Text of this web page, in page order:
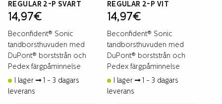
REGULAR 2-P SVART
14,97€
Beconfident® Sonic
tandborsthuvuden med
DuPont® borststrån och
Pedex färgpåminnelse
I lager
1 - 3 dagars
leverans
REGULAR 2-P VIT
14,97€
Beconfident® Sonic
tandborsthuvuden med
DuPont® borststrån och
Pedex färgpåminnelse
I lager
1 - 3 dagars
leverans